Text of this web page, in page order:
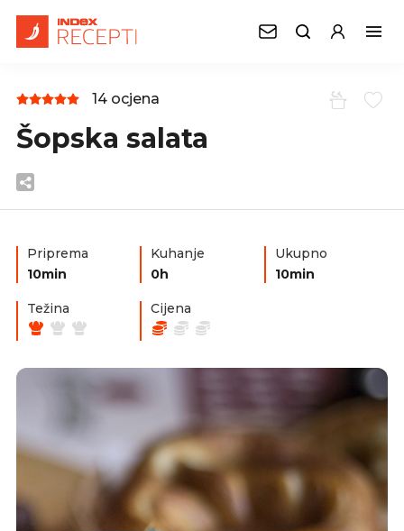
14 ocjena
Šopska salata
Priprema
10min
Kuhanje
0h
Ukupno
10min
Težina Cijena